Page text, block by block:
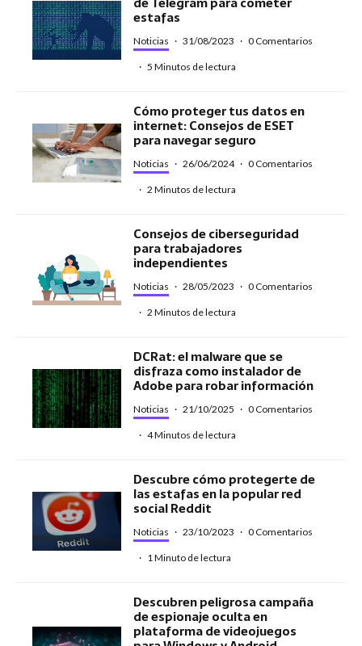
estafas
Noticias · 31/08/2023 · 0 Comentarios
· 5 Minutos de lectura
Cómo proteger tus datos en
internet: Consejos de ESET
para navegar seguro
Noticias · 26/06/2024 · 0 Comentarios
· 2 Minutos de lectura
Consejos de ciberseguridad
para trabajadores
independientes
Noticias · 28/05/2023 · 0 Comentarios
· 2 Minutos de lectura
DCRat: el malware que se
disfraza como instalador de
Adobe para robar información
Noticias · 21/10/2025 · 0 Comentarios
· 4 Minutos de lectura
Descubre cómo protegerte de
las estafas en la popular red
social Reddit
Noticias · 23/10/2023 · 0 Comentarios
· 1 Minuto de lectura
Descubren peligrosa campaña
de espionaje oculta en
plataforma de videojuegos